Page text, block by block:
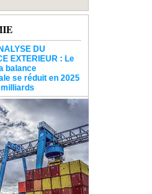
DU
EXTERIEUR : Le
balance
se réduit en 2025